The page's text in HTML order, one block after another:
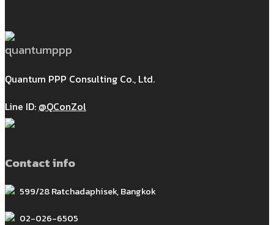
Quantum PPP Consulting Co., Ltd.
Line ID: @QConZol
Contact info
599/28 Ratchadaphisek, Bangkok
02-026-6505